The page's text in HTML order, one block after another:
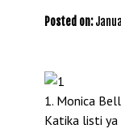
Posted on:
1. Monica
Katika listi ya